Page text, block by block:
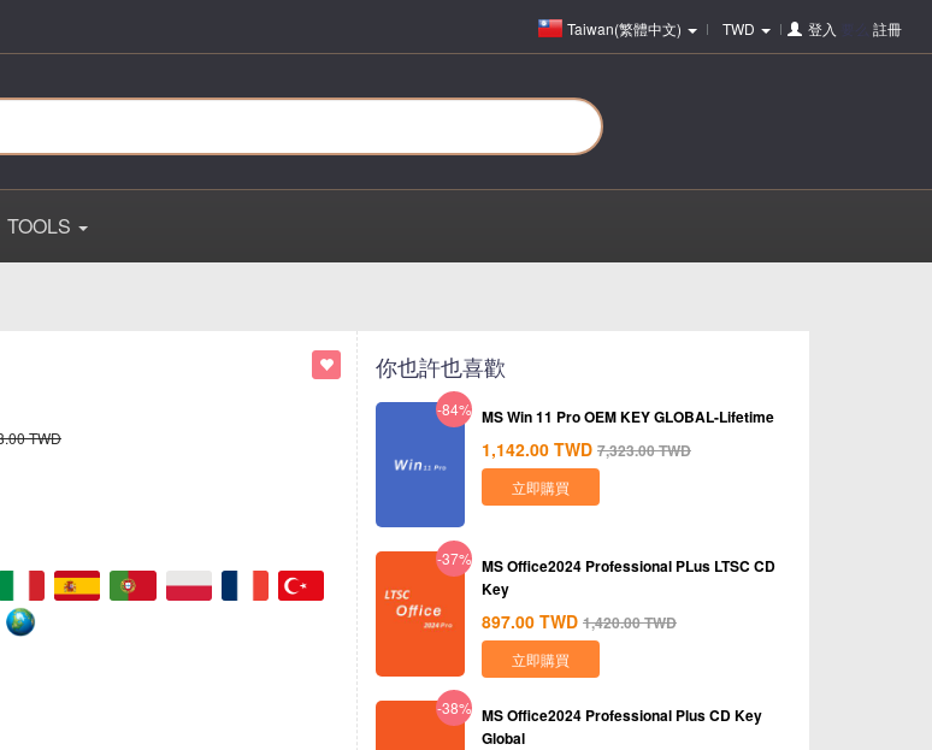
Taiwan(繁體中文) TWD 登入 註冊
TOOLS
TWD
你也許也喜歡
-84% MS Win 11 Pro OEM KEY GLOBAL-Lifetime
1,142.00 TWD 7,323.00TWD
立即購買
-37% MS Office2024 Professional PLus LTSC CD
Key
897.00 TWD 1,420.00TWD
立即購買
-38% MS Office2024 Professional Plus CD Key
Global